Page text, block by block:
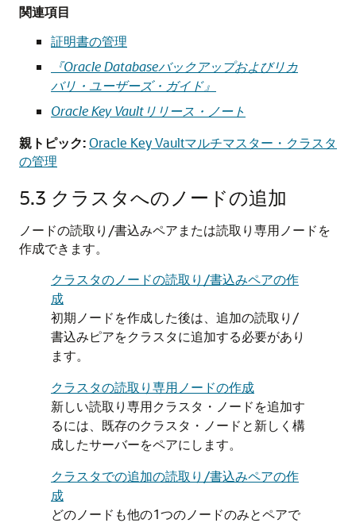
関連項目
証明書の管理
『Oracle Databaseバックアップおよびリカ
バリ・ユーザーズ・ガイド』
Oracle Key Vaultリリース・ノート
親トピック:Oracle Key Vaultマルチマスター・クラスタ
の管理
5.3 クラスタへのノードの追加
ノードの読取り/書込みペアまたは読取り専用ノードを
作成できます。
クラスタのノードの読取り/書込みペアの作
成
初期ノードを作成した後は、追加の読取り/
書込みピアをクラスタに追加する必要があり
ます。
クラスタの読取り専用ノードの作成
新しい読取り専用クラスタ・ノードを追加す
るには、既存のクラスタ・ノードと新しく構
成したサーバーをペアにします。
クラスタでの追加の読取り/書込みペアの作
成
どのノードも他の1つのノードのみとペアで